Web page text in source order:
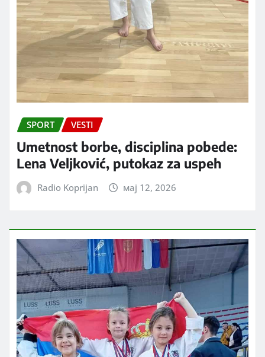
SPORT VESTI
Umetnost borbe, disciplina pobede:
Lena Veljković, putokaz za uspeh
Radio Koprijan мај 12, 2026